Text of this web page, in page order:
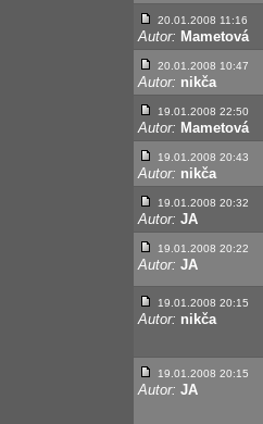
20.01.2008 11:16
Autor: Mametová
20.01.2008 10:47
Autor: nikča
19.01.2008 22:50
Autor: Mametová
19.01.2008 20:43
Autor: nikča
19.01.2008 20:32
Autor: JA
19.01.2008 20:22
Autor: JA
19.01.2008 20:15
Autor: nikča
19.01.2008 20:15
Autor: JA